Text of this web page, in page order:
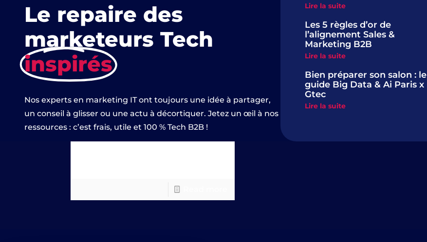
Le repaire des
marketeurs Tech
inspirés
Nos experts en marketing IT ont toujours une idée à partager,
un conseil à glisser ou une actu à décortiquer. Jetez un œil à nos
ressources : c’est frais, utile et 100 % Tech B2B !
Lire la suite
Les 5 règles d’or de
l’alignement Sales &
Marketing B2B
Lire la suite
Bien préparer son salon : le
guide Big Data & Ai Paris x
Gtec
Lire la suite